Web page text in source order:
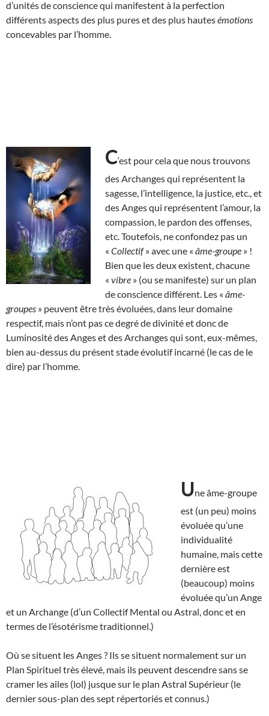
d’unités de conscience qui manifestent à la perfection
différents aspects des plus pures et des plus hautesémotions
concevables par l’homme.
C‘est pour cela que nous trouvons
des Archanges qui représentent la
sagesse, l’intelligence, la justice, etc., et
des Anges qui représentent l’amour, la
compassion, le pardon des offenses,
etc. Toutefois, ne confondez pas un
« Collectif» avec une « âme-groupe » !
Bien que les deux existent, chacune
« vibre » (ou se manifeste) sur un plan
de conscience différent. Les « âme-
groupes » peuvent être très évoluées, dans leur domaine
respectif, mais n’ont pas ce degré de divinité et donc de
Luminosité des Anges et des Archanges qui sont, eux-mêmes,
bien au-dessus du présent stade évolutif incarné (le cas de le
dire) par l’homme.
Une âme-groupe
est (un peu) moins
évoluée qu’une
individualité
humaine, mais cette
dernière est
(beaucoup) moins
évoluée qu’un Ange
et un Archange (d’un Collectif Mental ou Astral, donc et en
termes de l’ésotérisme traditionnel.)
Où se situent les Anges ? Ils se situent normalement sur un
Plan Spirituel très élevé, mais ils peuvent descendre sans se
cramer les ailes (lol) jusque sur le plan Astral Supérieur (le
dernier sous-plan des sept répertoriés et connus.)